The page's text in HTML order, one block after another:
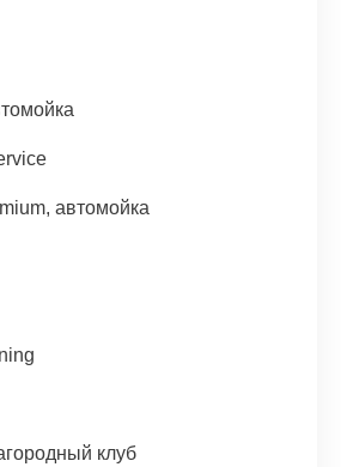
автомойка
клуб